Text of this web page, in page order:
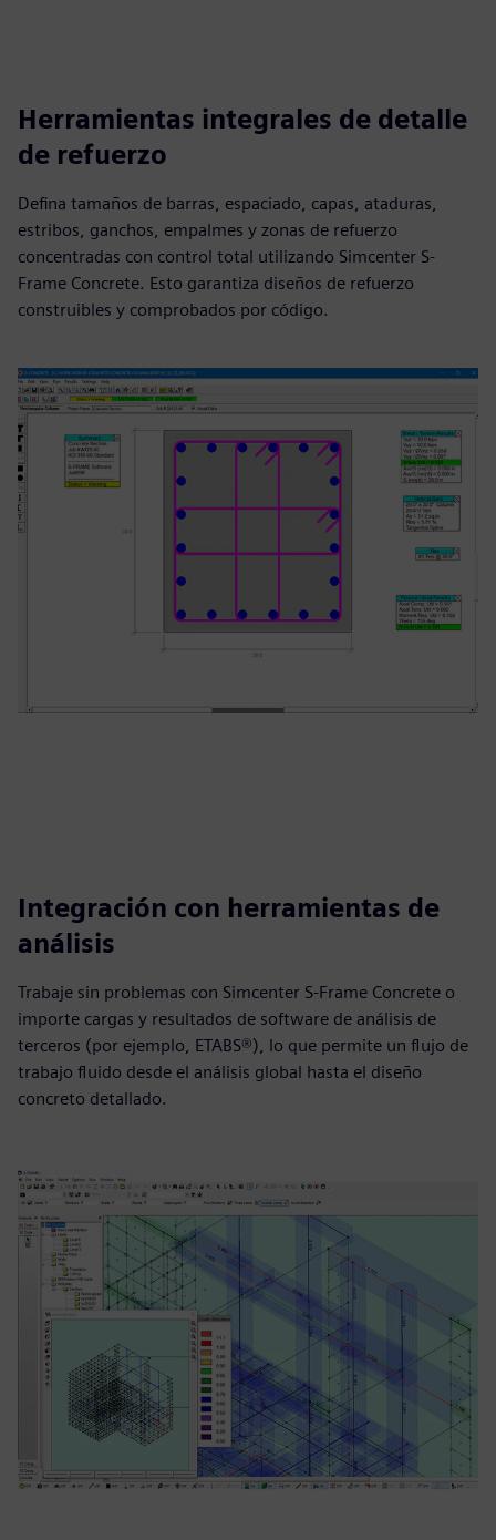
Herramientas integrales de detalle
de refuerzo
Defina tamaños de barras, espaciado, capas, ataduras,
estribos, ganchos, empalmes y zonas de refuerzo
concentradas con control total utilizando Simcenter S-
Frame Concrete. Esto garantiza diseños de refuerzo
construibles y comprobados por código.
Integración con herramientas de
análisis
Trabaje sin problemas con Simcenter S-Frame Concrete o
importe cargas y resultados de software de análisis de
terceros (por ejemplo, ETABS®), lo que permite un flujo de
trabajo fluido desde el análisis global hasta el diseño
concreto detallado.